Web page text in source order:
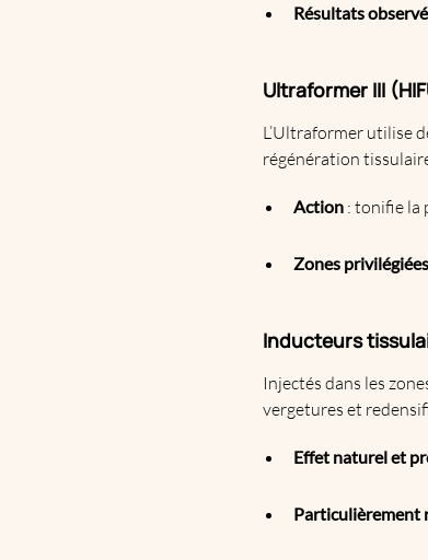
Résultats
Ultraformer III
L’Ultraformer utilise
régénération
Action : tonifie la
Zones privilégiées
Inducteurs
Injectés dans les
vergetures et
Effet naturel et
Particulièrement